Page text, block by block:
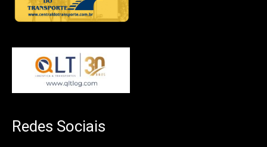
Redes Sociais